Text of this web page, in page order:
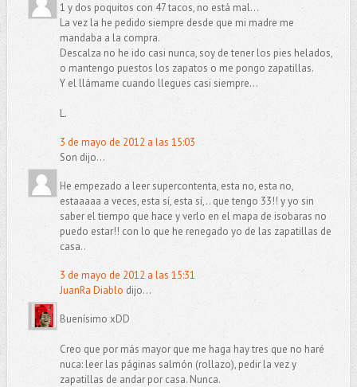
1 y dos poquitos con 47 tacos, no está mal...
La vez la he pedido siempre desde que mi madre me
mandaba a la compra.
Descalza no he ido casi nunca, soy de tener los pies helados,
o mantengo puestos los zapatos o me pongo zapatillas.
Y el llámame cuando llegues casi siempre...
L.
3 de mayo de 2012 a las 15:03
Son dijo...
He empezado a leer supercontenta, esta no, esta no,
estaaaaa a veces, esta sí, esta sí,.. que tengo 33!! y yo sin
saber el tiempo que hace y verlo en el mapa de isobaras no
puedo estar!! con lo que he renegado yo de las zapatillas de
casa..
3 de mayo de 2012 a las 15:31
JuanRa Diablo dijo...
Buenísimo xDD
Creo que por más mayor que me haga hay tres que no haré
nuca: leer las páginas salmón (rollazo), pedir la vez y
zapatillas de andar por casa. Nunca.